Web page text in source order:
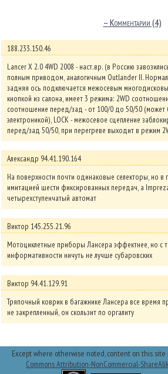
– Комментарии (4)
188.233.150.46
Lancer X 2.0 4WD 2008 - наст.вр. (в Россию
полным приводом, аналогичным Outlander II.
задняя ось подключается межосевым
кнопкой из салона, имеет 3 режима: 2WD
соотношение перед/зад - от 100/0 до 50/50 (может
электроникой), LOCK - межосевое сцепление
перед/зад 50/50, при перегреве выходит в режим
Александр 94.41.190.164
На поверхности почти одинаковые селекторы, но в
имитацией шести фиксированных передач, а
четырехступенчатый автомат
Виктор 145.255.21.96
Мотоциклетные приборы Лансера эффектнее, но с
информативности ничуть не лучше субаровских
Виктор 94.41.129.91
Тряпочный коврик в багажнике Лансера все время
не закрепленный, он скользит по оргалиту
Except where otherwise noted, content on this
Commons Attribution-NonCommercial-